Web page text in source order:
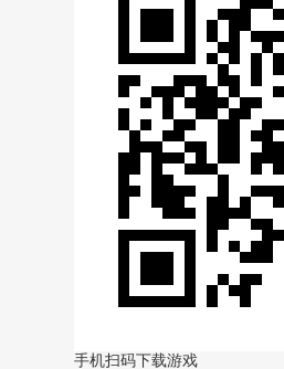
手机扫码下载游戏